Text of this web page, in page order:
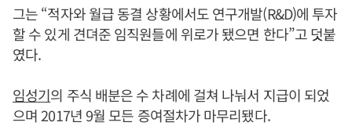
그는 “적자와 월급 동결 상황에서도 연구개발(R&D)에 투자
할 수 있게 견뎌준 임직원들에 위로가 됐으면 한다”고 덧붙
였다.
임성기의 주식 배분은 수 차례에 걸쳐 나눠서 지급이 되었
으며 2017년 9월 모든 증여절차가 마무리됐다.